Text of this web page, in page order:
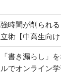
時間が削られ
術【中高生向け
書き漏らし」
でオンライン